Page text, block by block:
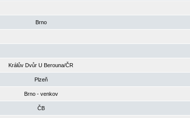
Brno
Králův Dvůr U Berouna/ČR
Plzeň
Brno - venkov
ČB